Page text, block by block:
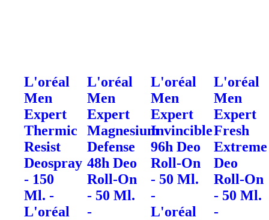
L'oréal
Men
Expert
Thermic
Resist
Deospray
- 150
Ml. -
L'oréal
L'oréal
Men
Expert
Magnesium
Defense
48h Deo
Roll-On
- 50 Ml.
-
L'oréal
Men
Expert
Invincible
96h Deo
Roll-On
- 50 Ml.
-
L'oréal
L'oréal
Men
Expert
Fresh
Extreme
Deo
Roll-On
- 50 Ml.
-